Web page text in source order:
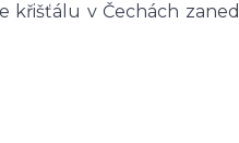
křišťálu v Čechách